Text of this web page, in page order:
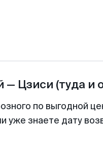
— Цзиси (туда и
по выгодной
уже знаете дату